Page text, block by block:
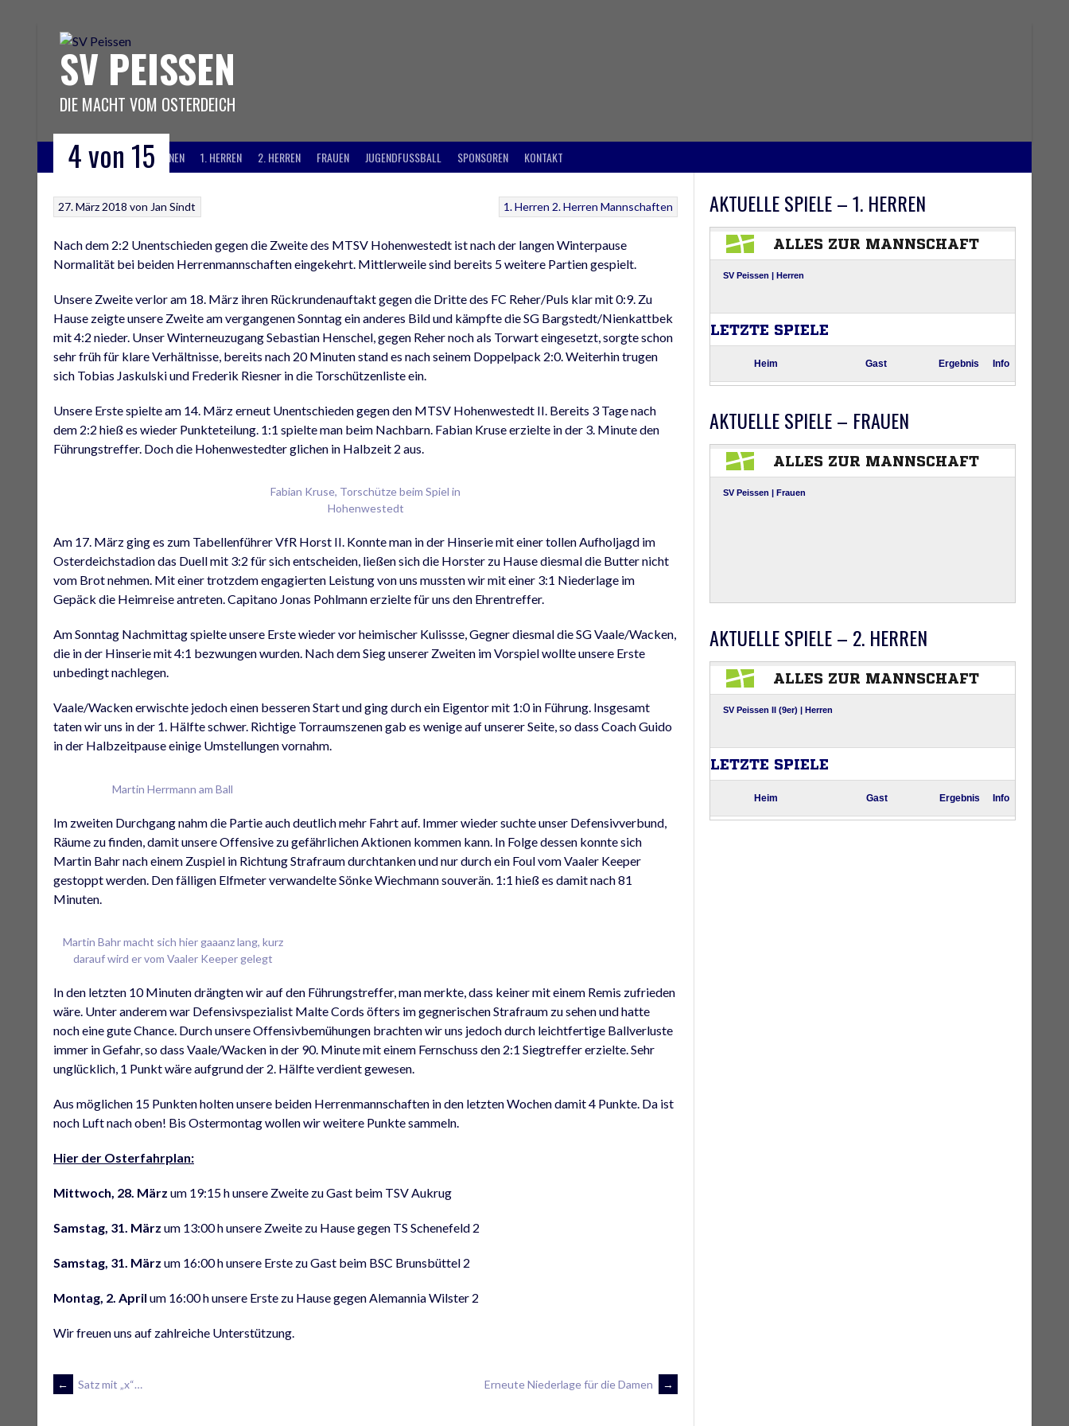
SV PEISSEN
DIE MACHT VOM OSTERDEICH
AKTUELLES INFORMATIONEN 1. HERREN 2. HERREN FRAUEN JUGENDFUSSBALL SPONSOREN KONTAKT
4 von 15
1. Herren 2. Herren Mannschaften
27. März 2018 von Jan Sindt
Nach dem 2:2 Unentschieden gegen die Zweite des MTSV Hohenwestedt ist nach der langen Winterpause
Normalität bei beiden Herrenmannschaften eingekehrt. Mittlerweile sind bereits 5 weitere Partien gespielt.
Unsere Zweite verlor am 18. März ihren Rückrundenauftakt gegen die Dritte des FC Reher/Puls klar mit 0:9. Zu
Hause zeigte unsere Zweite am vergangenen Sonntag ein anderes Bild und kämpfte die SG Bargstedt/Nienkattbek
mit 4:2 nieder. Unser Winterneuzugang Sebastian Henschel, gegen Reher noch als Torwart eingesetzt, sorgte schon
sehr früh für klare Verhältnisse, bereits nach 20 Minuten stand es nach seinem Doppelpack 2:0. Weiterhin trugen
sich Tobias Jaskulski und Frederik Riesner in die Torschützenliste ein.
Unsere Erste spielte am 14. März erneut Unentschieden gegen den MTSV Hohenwestedt II. Bereits 3 Tage nach
dem 2:2 hieß es wieder Punkteteilung. 1:1 spielte man beim Nachbarn. Fabian Kruse erzielte in der 3. Minute den
Führungstreffer. Doch die Hohenwestedter glichen in Halbzeit 2 aus.
Fabian Kruse, Torschütze beim Spiel in
Hohenwestedt
Am 17. März ging es zum Tabellenführer VfR Horst II. Konnte man in der Hinserie mit einer tollen Aufholjagd im
Osterdeichstadion das Duell mit 3:2 für sich entscheiden, ließen sich die Horster zu Hause diesmal die Butter nicht
vom Brot nehmen. Mit einer trotzdem engagierten Leistung von uns mussten wir mit einer 3:1 Niederlage im
Gepäck die Heimreise antreten. Capitano Jonas Pohlmann erzielte für uns den Ehrentreffer.
Am Sonntag Nachmittag spielte unsere Erste wieder vor heimischer Kulissse, Gegner diesmal die SG Vaale/Wacken,
die in der Hinserie mit 4:1 bezwungen wurden. Nach dem Sieg unserer Zweiten im Vorspiel wollte unsere Erste
unbedingt nachlegen.
Vaale/Wacken erwischte jedoch einen besseren Start und ging durch ein Eigentor mit 1:0 in Führung. Insgesamt
taten wir uns in der 1. Hälfte schwer. Richtige Torraumszenen gab es wenige auf unserer Seite, so dass Coach Guido
in der Halbzeitpause einige Umstellungen vornahm.
Martin Herrmann am Ball
Im zweiten Durchgang nahm die Partie auch deutlich mehr Fahrt auf. Immer wieder suchte unser Defensivverbund,
Räume zu finden, damit unsere Offensive zu gefährlichen Aktionen kommen kann. In Folge dessen konnte sich
Martin Bahr nach einem Zuspiel in Richtung Strafraum durchtanken und nur durch ein Foul vom Vaaler Keeper
gestoppt werden. Den fälligen Elfmeter verwandelte Sönke Wiechmann souverän. 1:1 hieß es damit nach 81
Minuten.
Martin Bahr macht sich hier gaaanz lang, kurz
darauf wird er vom Vaaler Keeper gelegt
In den letzten 10 Minuten drängten wir auf den Führungstreffer, man merkte, dass keiner mit einem Remis zufrieden
wäre. Unter anderem war Defensivspezialist Malte Cords öfters im gegnerischen Strafraum zu sehen und hatte
noch eine gute Chance. Durch unsere Offensivbemühungen brachten wir uns jedoch durch leichtfertige Ballverluste
immer in Gefahr, so dass Vaale/Wacken in der 90. Minute mit einem Fernschuss den 2:1 Siegtreffer erzielte. Sehr
unglücklich, 1 Punkt wäre aufgrund der 2. Hälfte verdient gewesen.
Aus möglichen 15 Punkten holten unsere beiden Herrenmannschaften in den letzten Wochen damit 4 Punkte. Da ist
noch Luft nach oben! Bis Ostermontag wollen wir weitere Punkte sammeln.
Hier der Osterfahrplan:
Mittwoch, 28. März um 19:15 h unsere Zweite zu Gast beim TSV Aukrug
Samstag, 31. März um 13:00 h unsere Zweite zu Hause gegen TS Schenefeld 2
Samstag, 31. März um 16:00 h unsere Erste zu Gast beim BSC Brunsbüttel 2
Montag, 2. April um 16:00 h unsere Erste zu Hause gegen Alemannia Wilster 2
Wir freuen uns auf zahlreiche Unterstützung.
ARTIKEL-
← Satz mit „x“… Erneute Niederlage für die Damen →
AKTUELLE SPIELE – 1. HERREN
AKTUELLE SPIELE – FRAUEN
AKTUELLE SPIELE – 2. HERREN